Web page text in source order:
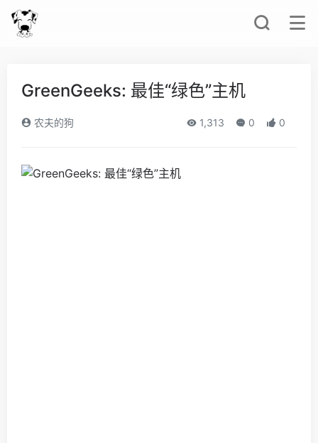
GreenGeeks: 最佳“绿色”主机
农夫的狗 1,313 0 0